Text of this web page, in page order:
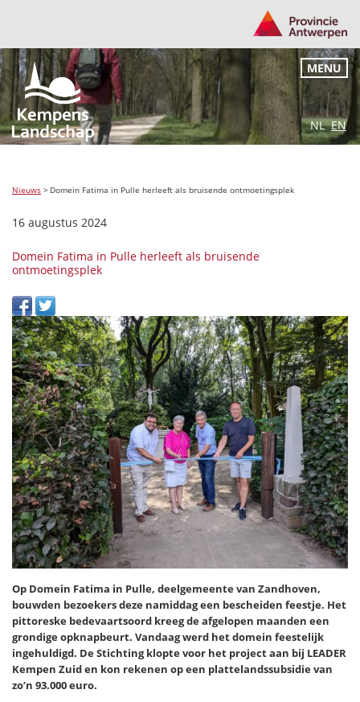
NL EN
MENU
Nieuws > Domein Fatima in Pulle herleeft als bruisende ontmoetingsplek
16 augustus 2024
Domein Fatima in Pulle herleeft als bruisende
ontmoetingsplek
Op Domein Fatima in Pulle, deelgemeente van Zandhoven,
bouwden bezoekers deze namiddag een bescheiden feestje. Het
pittoreske bedevaartsoord kreeg de afgelopen maanden een
grondige opknapbeurt. Vandaag werd het domein feestelijk
ingehuldigd. De Stichting klopte voor het project aan bij LEADER
Kempen Zuid en kon rekenen op een plattelandssubsidie van
zo’n 93.000 euro.